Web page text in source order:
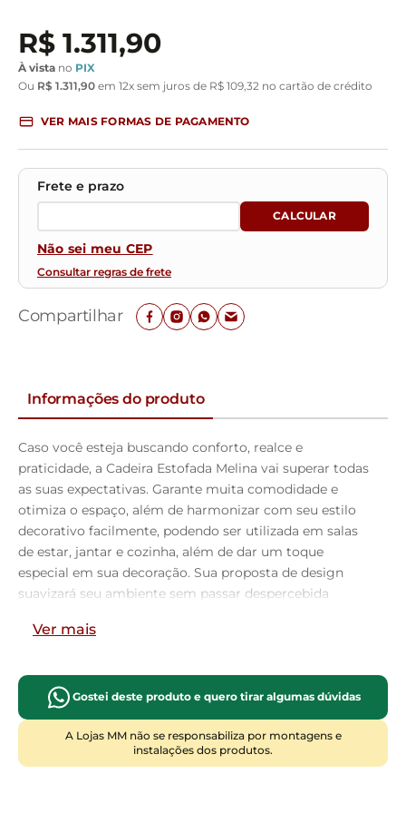
R$ 1.311,90
À vista no PIX
Ou R$ 1.311,90 em 12x sem juros de R$ 109 32 no cartão de crédito
VER MAIS FORMAS DE PAGAMENTO
Não sei meu CEP
Consultar regras de frete
Compartilhar
Informações do produto
Caso você esteja buscando conforto, realce e
praticidade, a Cadeira Estofada Melina vai superar todas
as suas expectativas. Garante muita comodidade e
otimiza o espaço, além de harmonizar com seu estilo
decorativo facilmente, podendo ser utilizada em salas
de estar, jantar e cozinha, além de dar um toque
especial em sua decoração. Sua proposta de design
suavizará seu ambiente sem passar despercebida
Estruturada em aço carbono, contrasta lindamente
extremamente confortáveis, resistentes e
aconchegantes. Você merece esta incrível combinação
em sua casa, adquira já a sua!
Dimensões da Cadeira (L x A x P)
45 x 79,5 x 41 cm
Ver mais
Gostei deste produto e quero tirar algumas dúvidas
A Lojas MM não se responsabiliza por montagens e
instalações dos produtos.